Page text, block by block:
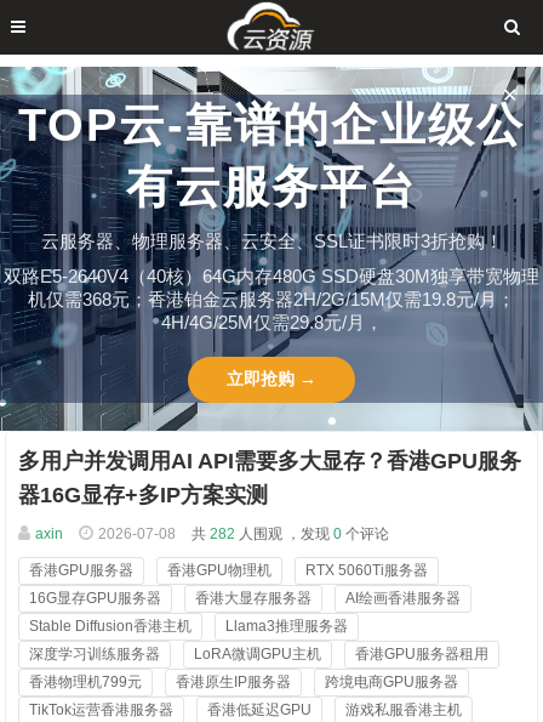
TOP云-靠谱的企业级公
有云服务平台
云服务器、物理服务器、云安全、SSL证书限时3折抢购！
双路E5-2640V4（40核）64G内存480G SSD硬盘30M独享带宽物理
机仅需368元；香港铂金云服务器2H/2G/15M仅需19.8元/月；
4H/4G/25M仅需29.8元/月，
立即抢购 →
✕
多用户并发调用AI API需要多大显存？香港GPU服务
器16G显存+多IP方案实测
axin 2026-07-08 共 282 人围观 ，发现 0 个评论
香港GPU服务器 香港GPU物理机
RTX 5060Ti服务器
16G显存GPU服务器
香港大显存服务器
AI绘画香港服务器
Stable Diffusion香港主机
Llama3推理服务器
深度学习训练服务器
LoRA微调GPU主机
香港GPU服务器租用
香港物理机799元
香港原生IP服务器
跨境电商GPU服务器
TikTok运营香港服务器
香港低延迟GPU
游戏私服香港主机